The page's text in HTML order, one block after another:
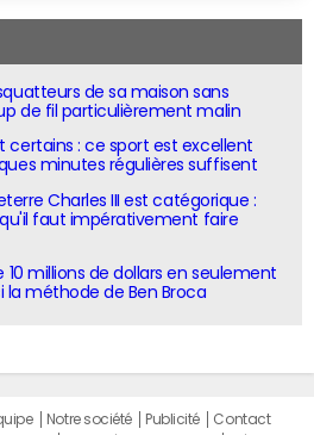
de sa maison sans
de fil particulièrement malin
certains : ce sport est excellent
minutes régulières suffisent
Charles III est catégorique :
faut impérativement faire
10 millions de dollars en seulement
la méthode de Ben Broca
Notre société Publicité
Contact